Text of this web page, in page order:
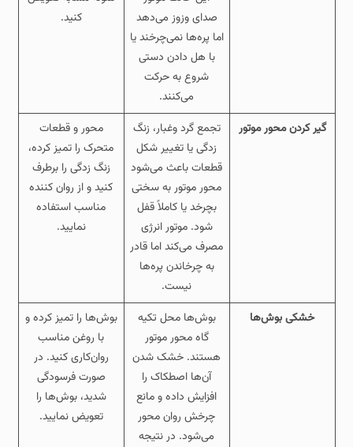
صدای وزوز می‌دهد
اما پره‌ها نمی‌چرخند یا
با هل دادن دستی
شروع به حرکت
می‌کنند.
کنید.
گیر کردن محور موتور
تجمع گرد وغبار، زنگ‌
زدگی یا تغییر شکل
قطعات باعث می‌شود
محور موتور به سختی
بچرخد یا کاملاً قفل
شود. موتور انرژی
مصرف می‌کند اما قادر
به چرخاندن پره‌ها
نیست.
محور و قطعات
متحرک را تمیز کرده،
زنگ‌ زدگی را برطرف
کنید و از روان‌ کننده
مناسب استفاده
نمایید.
خشکی بوش‌ها
بوش‌ها محل تکیه‌
گاه محور موتور
هستند. خشک شدن
آن‌ها اصطکاک را
افزایش داده و مانع
چرخش روان محور
می‌شود. در نتیجه
بوش‌ها را تمیز کرده و
با روغن مناسب
روان‌کاری کنید. در
صورت فرسودگی
شدید، بوش‌ها را
تعویض نمایید.